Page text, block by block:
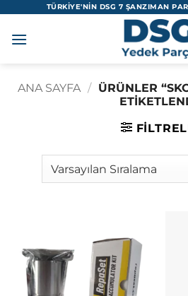
TÜRKİYE'NİN DSG 7 ŞANZIMAN
ANA SAYFA / ÜRÜNLER